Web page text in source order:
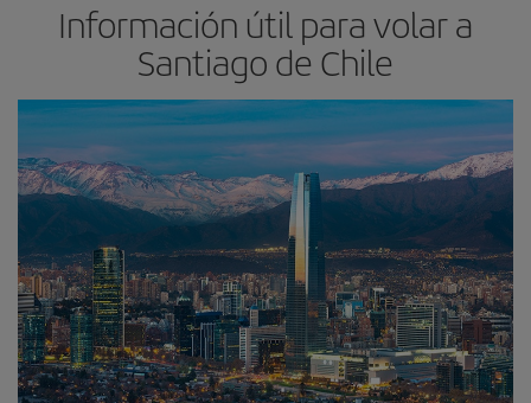
Información útil para volar a
Santiago de Chile